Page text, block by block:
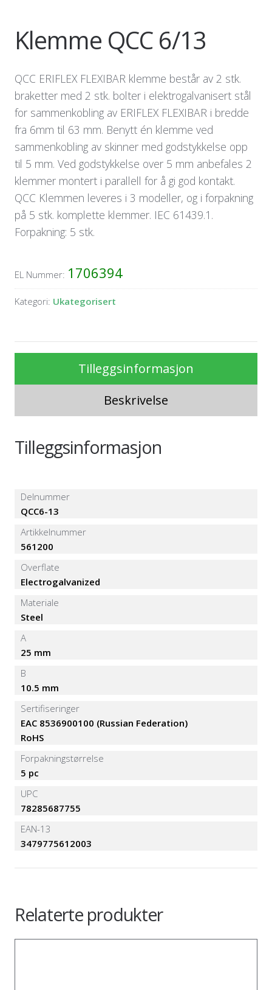
Klemme QCC 6/13
QCC ERIFLEX FLEXIBAR klemme består av 2 stk.
braketter med 2 stk. bolter i elektrogalvanisert stål
for sammenkobling av ERIFLEX FLEXIBAR i bredde
fra 6mm til 63 mm. Benytt én klemme ved
sammenkobling av skinner med godstykkelse opp
til 5 mm. Ved godstykkelse over 5 mm anbefales 2
klemmer montert i parallell for å gi god kontakt.
QCC Klemmen leveres i 3 modeller, og i forpakning
på 5 stk. komplette klemmer. IEC 61439.1.
Forpakning: 5 stk.
EL Nummer: 1706394
Kategori: Ukategorisert
Tilleggsinformasjon
Beskrivelse
Tilleggsinformasjon
Delnummer
QCC6-13
Artikkelnummer
561200
Overflate
Electrogalvanized
Materiale
Steel
A
25 mm
B
10.5 mm
Sertifiseringer
EAC 8536900100 (Russian Federation)
RoHS
Forpakningstørrelse
5 pc
UPC
78285687755
EAN-13
3479775612003
Relaterte produkter